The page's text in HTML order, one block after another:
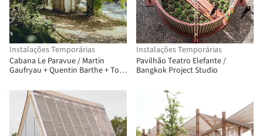
Instalações Temporárias
Cabana Le Paravue / Martin
Gaufryau + Quentin Barthe + Tom
Instalações Temporárias
Pavilhão Teatro Elefante /
Bangkok Project Studio